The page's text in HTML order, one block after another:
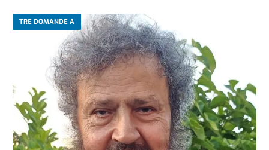
TRE DOMANDE A